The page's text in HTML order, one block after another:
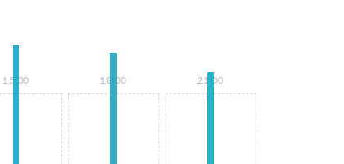
15:00 18:00 21:00